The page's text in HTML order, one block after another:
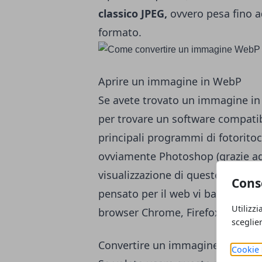
Cookie
classico JPEG, ovvero pesa fino
formato.
Aprire un immagine in WebP
Se avete trovato un immagine
per trovare un software
principali programmi di
ovviamente Photoshop (grazie
visualizzazione di queste
pensato per il web vi basterà
browser Chrome, Firefox o
Convertire un immagine da e in